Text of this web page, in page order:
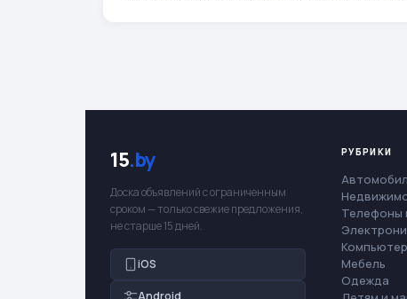
15.by
Доска объявлений с ограниченным
сроком — только свежие предложения,
не старше 15 дней.
iOS
Android
РУБРИКИ
Телефоны
Мебель
Одежда